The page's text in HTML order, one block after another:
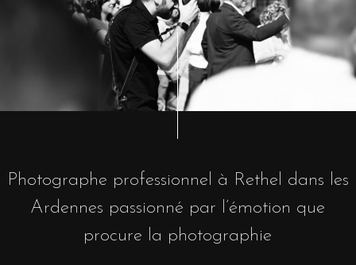
Photographe professionnel à Rethel dans les
Ardennes passionné par l’émotion que
procure la photographie